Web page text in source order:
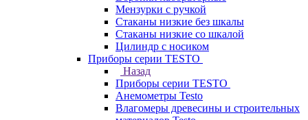
Мензурки с ручкой
Стаканы низкие без шкалы
Стаканы низкие со шкалой
Цилиндр с носиком
Приборы серии TESTO
Назад
Приборы серии TESTO
Анемометры Testo
Влагомеры древесины и строительных